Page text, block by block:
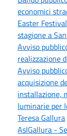
economici
Easter
stagione a
Avviso
realizzazione
Avviso
acquisizione
installazione,
luminarie per
Teresa Gallura
AslGallura -